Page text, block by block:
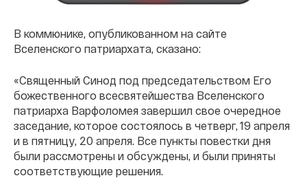
В коммюнике, опубликованном на сайте
Вселенского патриархата, сказано:
«Священный Синод под председательством Его
божественного всесвятейшества Вселенского
патриарха Варфоломея завершил свое очередное
заседание, которое состоялось в четверг, 19 апреля
и в пятницу, 20 апреля. Все пункты повестки дня
были рассмотрены и обсуждены, и были приняты
соответствующие решения.